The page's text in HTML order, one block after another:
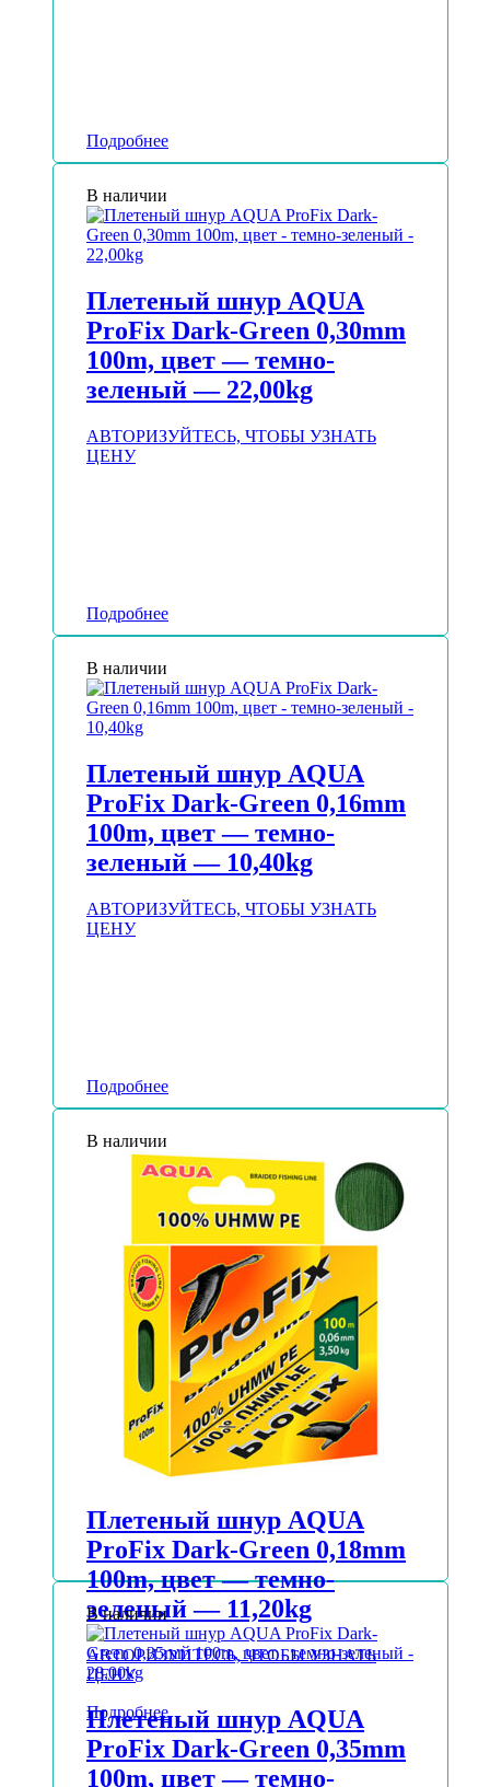
Подробнее
В наличии
Плетеный шнур AQUA
ProFix Dark-Green 0,30mm
100m, цвет — темно-
зеленый — 22,00kg
АВТОРИЗУЙТЕСЬ, ЧТОБЫ УЗНАТЬ
ЦЕНУ
Подробнее
В наличии
Плетеный шнур AQUA
ProFix Dark-Green 0,16mm
100m, цвет — темно-
зеленый — 10,40kg
АВТОРИЗУЙТЕСЬ, ЧТОБЫ УЗНАТЬ
ЦЕНУ
Подробнее
В наличии
Плетеный шнур AQUA
ProFix Dark-Green 0,18mm
100m, цвет — темно-
зеленый — 11,20kg
АВТОРИЗУЙТЕСЬ, ЧТОБЫ УЗНАТЬ
ЦЕНУ
Подробнее
В наличии
Плетеный шнур AQUA
ProFix Dark-Green 0,35mm
100m, цвет — темно-